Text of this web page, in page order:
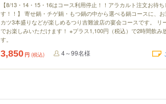
【8/13・14・15・16はコース利用停止！！アラカルト注文お待ち
す！！】 寄せ鍋・チゲ鍋・もつ鍋の中から選べる鍋コースに、
カツ3本盛りなどが楽しめるつり吉難波店の宴会コースです。 リ
でお楽しみいただけます！ ※プラス1,100円（税込）で2時間飲み
す。
3,850 円 (税込) 4～99名様